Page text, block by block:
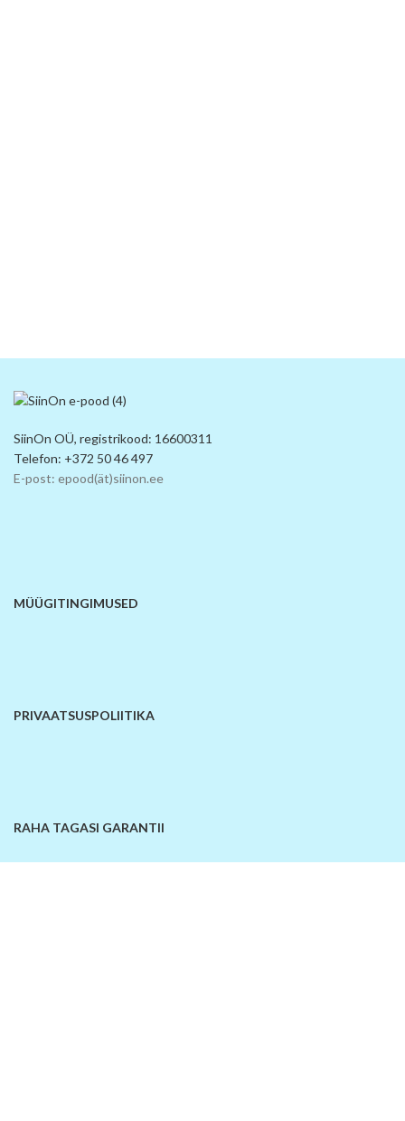
SiinOn OÜ, registrikood: 16600311
Telefon: +372 50 46 497
E-post: epood(ät)siinon.ee
MÜÜGITINGIMUSED
PRIVAATSUSPOLIITIKA
RAHA TAGASI GARANTII